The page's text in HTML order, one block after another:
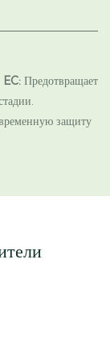
Предотвращает
защиту